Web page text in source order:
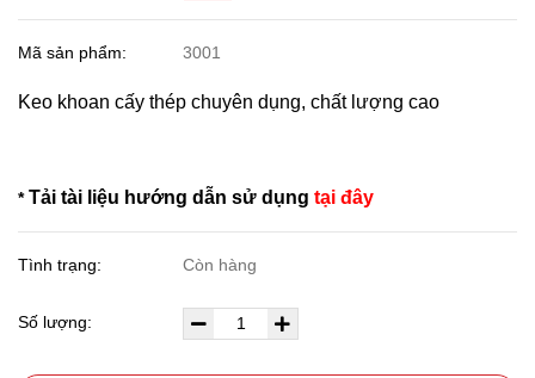
Mã sản phẩm: 3001
Keo khoan cấy thép chuyên dụng, chất lượng cao
*Tải tài liệu hướng dẫn sử dụng tại đây
Tình trạng: Còn hàng
Số lượng: